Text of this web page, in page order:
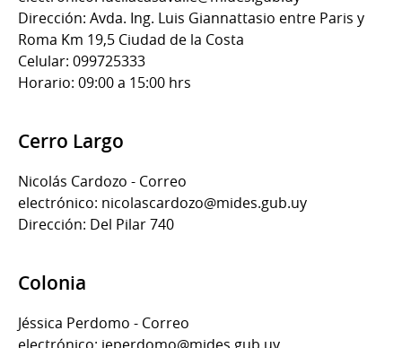
Dirección: Avda. Ing. Luis Giannattasio entre Paris y
Roma Km 19,5 Ciudad de la Costa
Celular: 099725333
Horario: 09:00 a 15:00 hrs
Cerro Largo
Nicolás Cardozo - Correo
electrónico: nicolascardozo@mides.gub.uy
Dirección: Del Pilar 740
Colonia
Jéssica Perdomo - Correo
electrónico: jeperdomo@mides.gub.uy